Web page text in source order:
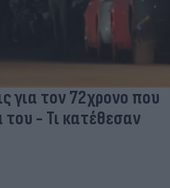
για τον 72χρονο που
- Τι κατέθεσαν